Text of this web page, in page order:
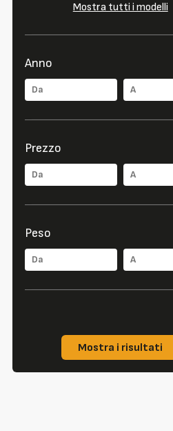
Mostra tutti i modelli
Anno
Prezzo
Peso
Mostra i risultati